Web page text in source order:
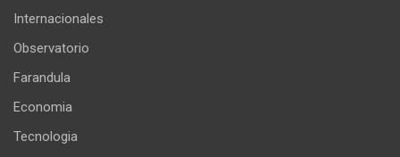
Internacionales
Observatorio
Farandula
Economia
Tecnologia